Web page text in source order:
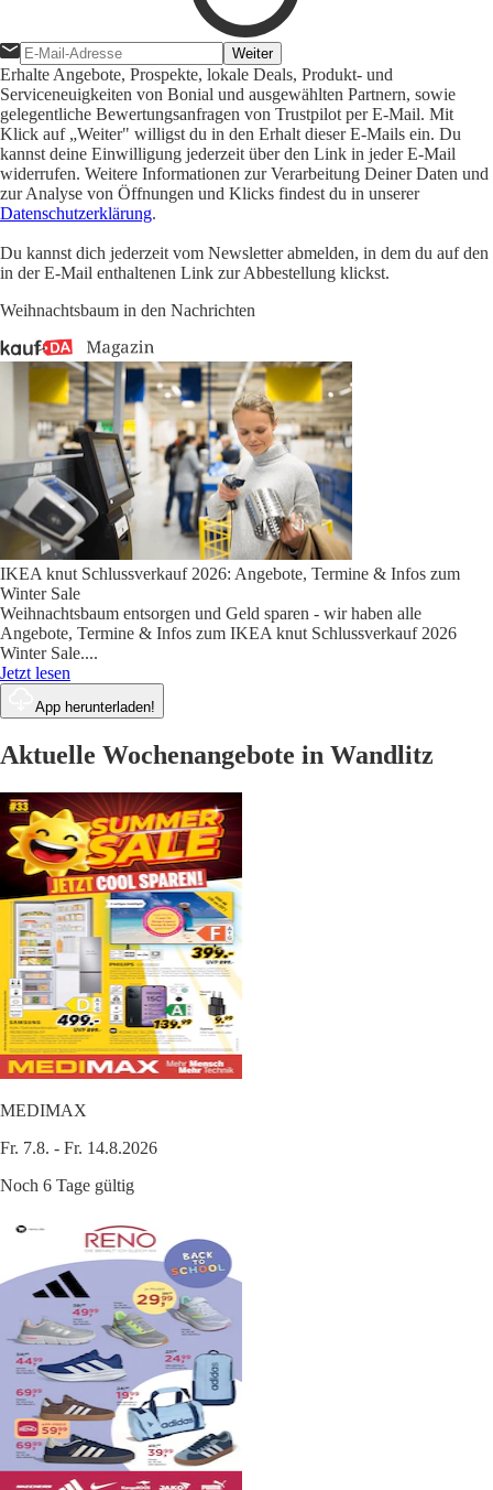
Weiter
Erhalte Angebote, Prospekte, lokale Deals, Produkt- und
Serviceneuigkeiten von Bonial und ausgewählten Partnern, sowie
gelegentliche Bewertungsanfragen von Trustpilot per E-Mail. Mit
Klick auf „Weiter" willigst du in den Erhalt dieser E-Mails ein. Du
kannst deine Einwilligung jederzeit über den Link in jeder E-Mail
widerrufen. Weitere Informationen zur Verarbeitung Deiner Daten und
zur Analyse von Öffnungen und Klicks findest du in unserer
Datenschutzerklärung.
Du kannst dich jederzeit vom Newsletter abmelden, in dem du auf den
in der E-Mail enthaltenen Link zur Abbestellung klickst.
Weihnachtsbaum in den Nachrichten
IKEA knut Schlussverkauf 2026: Angebote, Termine & Infos zum
Winter Sale
Weihnachtsbaum entsorgen und Geld sparen - wir haben alle
Angebote, Termine & Infos zum IKEA knut Schlussverkauf 2026
Winter Sale....
Jetzt lesen
App herunterladen!
Aktuelle Wochenangebote in Wandlitz
MEDIMAX
Fr. 7.8. - Fr. 14.8.2026
Noch 6 Tage gültig